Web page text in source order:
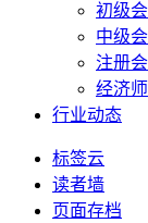
初级
中级
注册
经济师
行业动态
标签云
读者墙
页面存档